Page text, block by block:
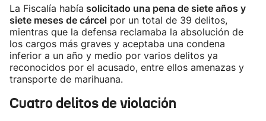
La Fiscalía había solicitado una pena de siete años y
siete meses de cárcel por un total de 39 delitos,
mientras que la defensa reclamaba la absolución de
los cargos más graves y aceptaba una condena
inferior a un año y medio por varios delitos ya
reconocidos por el acusado, entre ellos amenazas y
transporte de marihuana.
Cuatro delitos de violación